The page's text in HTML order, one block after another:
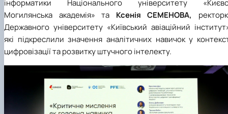
інформатики Національного університету
Могилянська академія» та Ксенія СЕМЕНОВА,
Державного університету «Київський авіаційний
які підкреслили значення аналітичних навичок у
цифровізації та розвитку штучного інтелекту.